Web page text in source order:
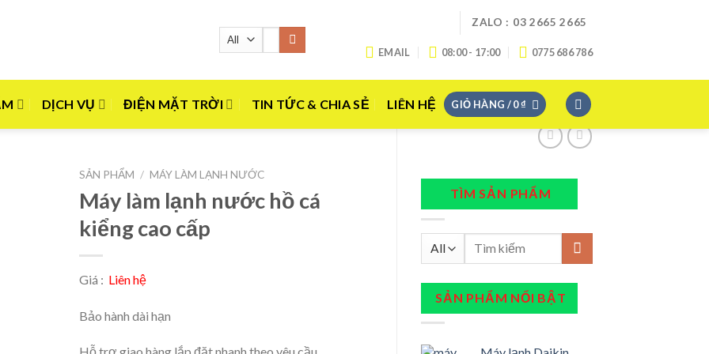
ZALO : 03 2665 2665
EMAIL 08:00 - 17:00 0775 686 786
DỊCH VỤ ĐIỆN MẶT TRỜI TIN TỨC & CHIA SẺ LIÊN HỆ GIỎ HÀNG /0₫
TÌM SẢN PHẨM
Tìm
SẢN PHẨM NỔI BẬT
SẢN PHẨM / MÁY LÀM LẠNH NƯỚC
Máy làm lạnh nước hồ cá
kiểng cao cấp
Giá : Liên hệ
Bảo hành dài hạn